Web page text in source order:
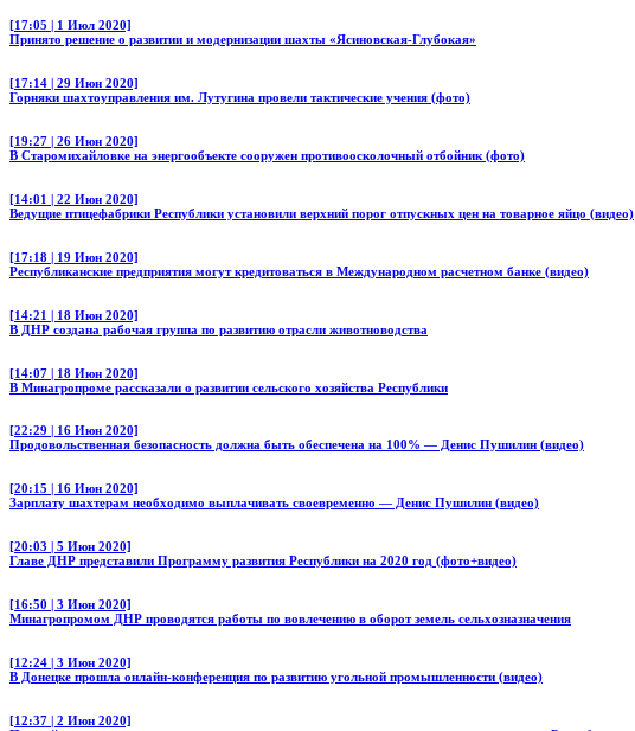
[17:05 | 1 Июл 2020]
Принято решение о развитии и модернизации шахты «Ясиновская-Глубокая»
[17:14 | 29 Июн 2020]
Горняки шахтоуправления им. Лутугина провели тактические учения (фото)
[19:27 | 26 Июн 2020]
В Старомихайловке на энергообъекте сооружен противоосколочный отбойник (фото)
[14:01 | 22 Июн 2020]
Ведущие птицефабрики Республики установили верхний порог отпускных цен на товарное яйцо (видео)
[17:18 | 19 Июн 2020]
Республиканские предприятия могут кредитоваться в Международном расчетном банке (видео)
[14:21 | 18 Июн 2020]
В ДНР создана рабочая группа по развитию отрасли животноводства
[14:07 | 18 Июн 2020]
В Минагропроме рассказали о развитии сельского хозяйства Республики
[22:29 | 16 Июн 2020]
Продовольственная безопасность должна быть обеспечена на 100% — Денис Пушилин (видео)
[20:15 | 16 Июн 2020]
Зарплату шахтерам необходимо выплачивать своевременно — Денис Пушилин (видео)
[20:03 | 5 Июн 2020]
Главе ДНР представили Программу развития Республики на 2020 год (фото+видео)
[16:50 | 3 Июн 2020]
Минагропромом ДНР проводятся работы по вовлечению в оборот земель сельхозназначения
[12:24 | 3 Июн 2020]
В Донецке прошла онлайн-конференция по развитию угольной промышленности (видео)
[12:37 | 2 Июн 2020]